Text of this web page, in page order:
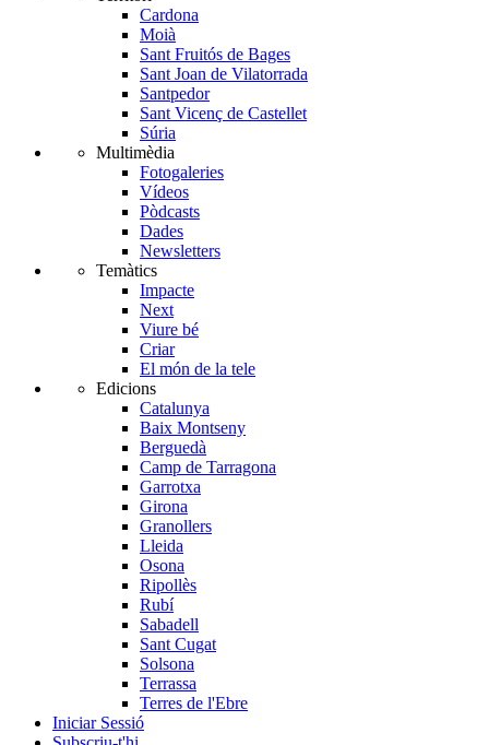
Cardona
Moià
Sant Fruitós de Bages
Sant Joan de Vilatorrada
Santpedor
Sant Vicenç de Castellet
Súria
Multimèdia
Fotogaleries
Vídeos
Pòdcasts
Dades
Newsletters
Temàtics
Impacte
Next
Viure bé
Criar
El món de la tele
Edicions
Catalunya
Baix Montseny
Berguedà
Camp de Tarragona
Garrotxa
Girona
Granollers
Lleida
Osona
Ripollès
Rubí
Sabadell
Sant Cugat
Solsona
Terrassa
Terres de l'Ebre
Iniciar Sessió